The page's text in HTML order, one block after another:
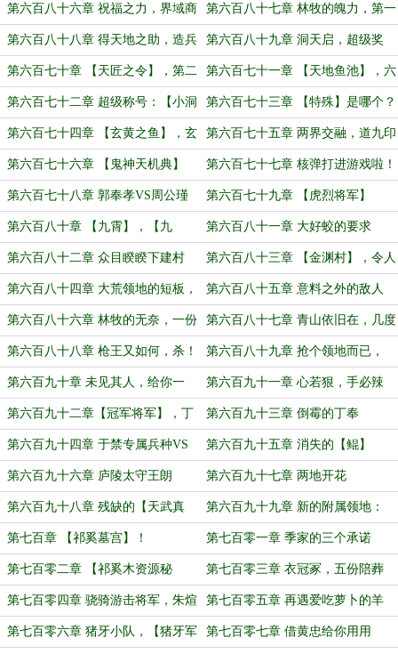
离
第六百八十六章 祝福之力，界域商
人！
第六百八十七章 林牧的魄力，第一
件事！
第六百八十八章 得天地之助，造兵
之洞天！
第六百八十九章 洞天启，超级奖
励！
第六百七十章 【天匠之令】，第二
件事
第六百七十一章 【天地鱼池】，六
条鱼！
第六百七十二章 超级称号：【小洞
天之主】
第六百七十三章 【特殊】是哪个？
第六百七十四章 【玄黄之鱼】，玄
阶武将！
第六百七十五章 两界交融，道九印
晋升！
第六百七十六章 【鬼神天机典】 第六百七十七章 核弹打进游戏啦！
第六百七十八章 郭奉孝VS周公瑾
（2）
第六百七十九章 【虎烈将军】
第六百八十章 【九霄】，【九
幽】！
第六百八十一章 大好蛟的要求
第六百八十二章 众目睽睽下建村 第六百八十三章 【金渊村】，令人
惊异的建筑！
第六百八十四章 大荒领地的短板，
开始扩张！
第六百八十五章 意料之外的敌人
第六百八十六章 林牧的无奈，一份
人情换金渊村！
第六百八十七章 青山依旧在，几度
夕阳红。
第六百八十八章 枪王又如何，杀！ 第六百八十九章 抢个领地而已，
【丁】！！
第六百九十章 未见其人，给你一
箭！
第六百九十一章 心若狠，手必辣
第六百九十二章【冠军将军】，丁
奉！
第六百九十三章 倒霉的丁奉
第六百九十四章 于禁专属兵种VS
丁奉专属兵种！
第六百九十五章 消失的【鲲】
第六百九十六章 庐陵太守王朗 第六百九十七章 两地开花
第六百九十八章 残缺的【天武真
脉】
第六百九十九章 新的附属领地：
【水渊村】！
第七百章 【祁奚墓宫】！ 第七百零一章 季家的三个承诺
第七百零二章 【祁奚木资源秘
境】！
第七百零三章 衣冠冢，五份陪葬
品！
第七百零四章 骁骑游击将军，朱煊 第七百零五章 再遇爱吃萝卜的羊
第七百零六章 猪牙小队，【猪牙军 第七百零七章 借黄忠给你用用